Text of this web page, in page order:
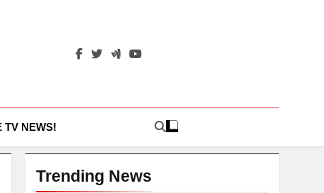
TV NEWS!
Trending News